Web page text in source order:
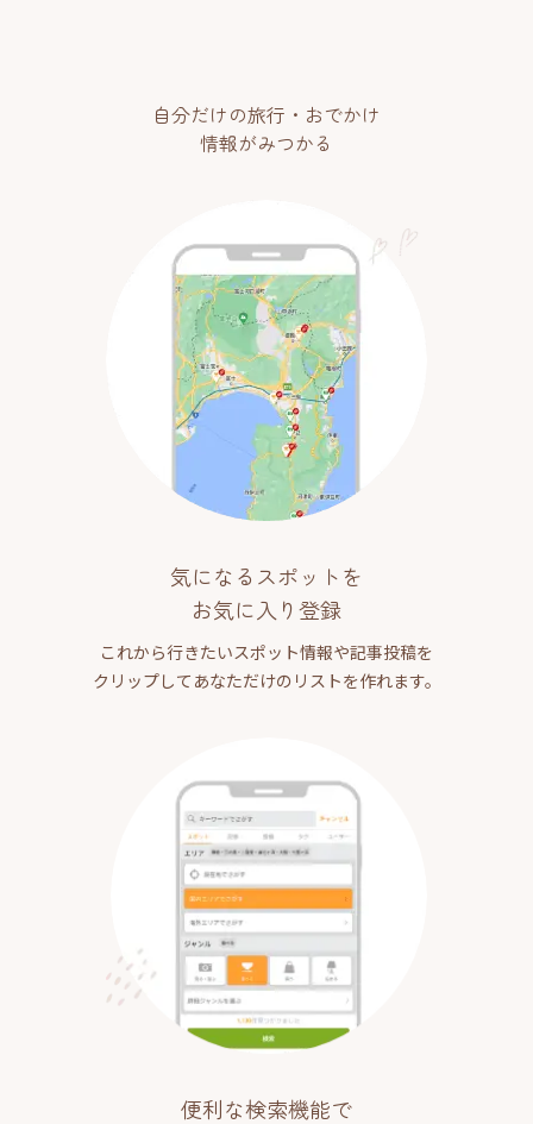
自分だけの旅行・おでかけ
情報がみつかる
気になるスポットを
お気に入り登録
これから行きたいスポット情報や記事投稿を
クリップしてあなただけのリストを作れます。
便利な検索機能で